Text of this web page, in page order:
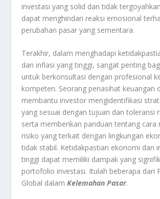
investasi yang solid dan tidak
dapat menghindari reaksi emosional
perubahan pasar yang sementara.
Terakhir, dalam menghadapi
dan inflasi yang tinggi, sangat penting
untuk berkonsultasi dengan profesional
kompeten. Seorang penasihat keuangan
membantu investor mengidentifikasi
yang sesuai dengan tujuan dan toleransi
serta memberikan panduan tentang cara
risiko yang terkait dengan lingkungan
tidak stabil. Ketidakpastian ekonomi dan
tinggi dapat memiliki dampak yang
portofolio investasi. Itulah beberapa dari
Global dalamKelemahan Pasar.